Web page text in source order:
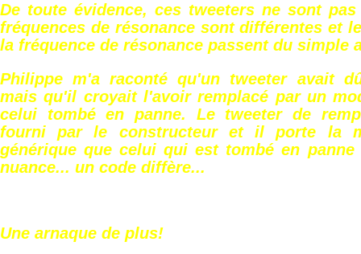
De toute évidence, ces tweeters ne sont
fréquences de résonance sont différentes et
la fréquence de résonance passent du simple
Philippe m'a raconté qu'un tweeter avait
mais qu'il croyait l'avoir remplacé par un
celui tombé en panne. Le tweeter de
fourni par le constructeur et il porte la
générique que celui qui est tombé en
nuance... un code diffère...
Une arnaque de plus!